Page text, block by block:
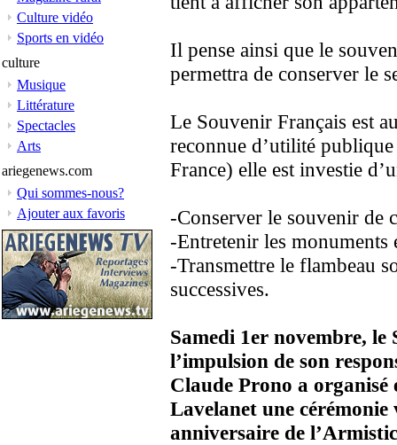
Culture vidéo
Sports en vidéo
culture
Musique
Littérature
Spectacles
Arts
ariegenews.com
Qui sommes-nous?
Ajouter aux favoris
Il pense ainsi que le
permettra de conserver le
Le Souvenir Français est
reconnue d’utilité
France) elle est investie
-Conserver le souvenir de
-Entretenir les monuments
-Transmettre le flambeau
successives.
Samedi 1er novembre, le
l’impulsion de son
Claude Prono a organisé
Lavelanet une
anniversaire de